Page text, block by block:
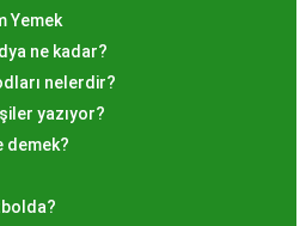
İstanbul'da
yerel işletme ve
sunmaktadır. Geleneksel
Yemek
ne kadar?
nelerdir?
yazıyor?
demek?